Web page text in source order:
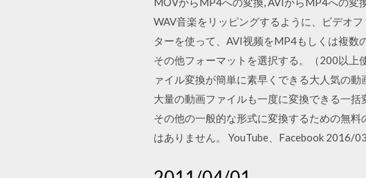
WAV音楽をリッピングするように、ビデオ
ターを使って、AVI视频をMP4もしくは複数
その他フォーマットを選択する。（200以
ァイル変換が簡単に素早くできる大人気の
大量の動画ファイルも一度に変換できる一
その他の一般的な形式に変換するための無
はありません。 YouTube、Facebook 2016/